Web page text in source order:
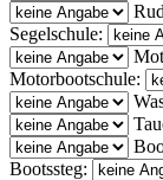
Segelschule:
Motorbootschule:
Bootssteg: